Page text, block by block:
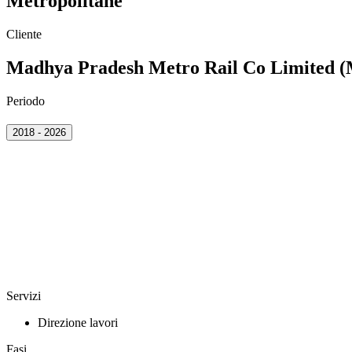
Cliente
Madhya Pradesh Metro Rail Co Limited
Periodo
2018 - 2026
Servizi
Direzione lavori